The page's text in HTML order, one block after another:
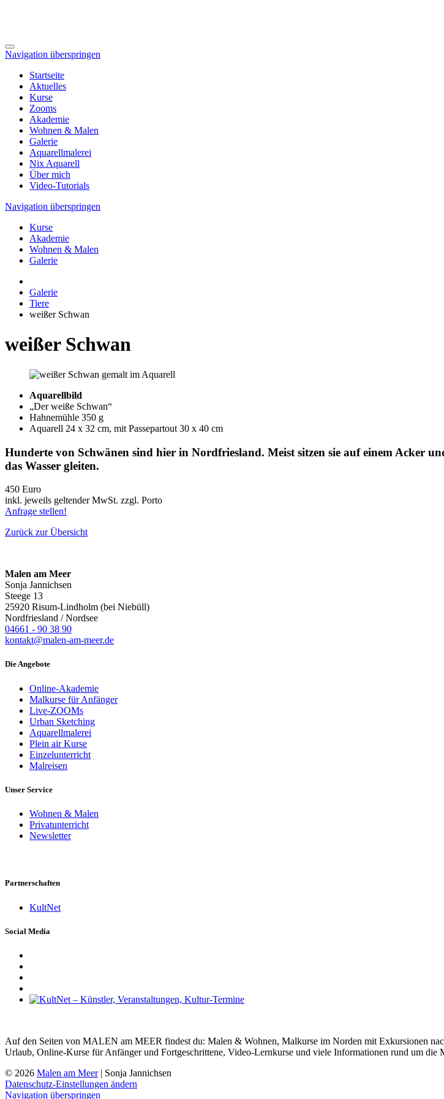
Navigation überspringen
Startseite
Aktuelles
Kurse
Zooms
Akademie
Wohnen & Malen
Galerie
Aquarellmalerei
Nix Aquarell
Über mich
Video-Tutorials
Navigation überspringen
Kurse
Akademie
Wohnen & Malen
Galerie
Galerie
Tiere
weißer Schwan
weißer Schwan
Aquarellbild
„Der weiße Schwan“
Hahnemühle 350 g
Aquarell 24 x 32 cm, mit Passepartout 30 x 40 cm
Hunderte von Schwänen sind hier in Nordfriesland. Meist sitzen sie auf einem Acker
das Wasser gleiten.
450 Euro
inkl. jeweils geltender MwSt. zzgl. Porto
Anfrage stellen!
Zurück zur Übersicht
Malen am Meer
Sonja Jannichsen
Steege 13
25920 Risum-Lindholm (bei Niebüll)
Nordfriesland / Nordsee
04661 - 90 38 90
kontakt@malen-am-meer.de
Die Angebote
Online-Akademie
Malkurse für Anfänger
Live-ZOOMs
Urban Sketching
Aquarellmalerei
Plein air Kurse
Einzelunterricht
Malreisen
Unser Service
Wohnen & Malen
Privatunterricht
Newsletter
Partnerschaften
KultNet
Social Media
Auf den Seiten von MALEN am MEER findest du: Malen & Wohnen, Malkurse im Norden mit Exkursionen
Urlaub, Online-Kurse für Anfänger und Fortgeschrittene, Video-Lernkurse und viele Informationen rund um die
© 2026 Malen am Meer| Sonja Jannichsen
Datenschutz-Einstellungen ändern
Navigation überspringen